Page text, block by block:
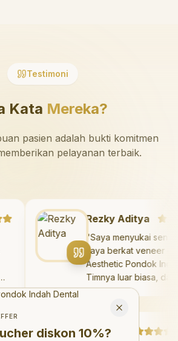
Testimoni
Kata Mereka?
pasien adalah bukti komitmen
pelayanan terbaik.
Rezky Aditya
"Saya menyukai
saya berkat
Aesthetic Pondok
Timnya luar biasa,
hasilnya melebihi
saya. Saya
hari.Debby Sahertian
diskon <strong>10%</strong>?
diskon 10%?
Close